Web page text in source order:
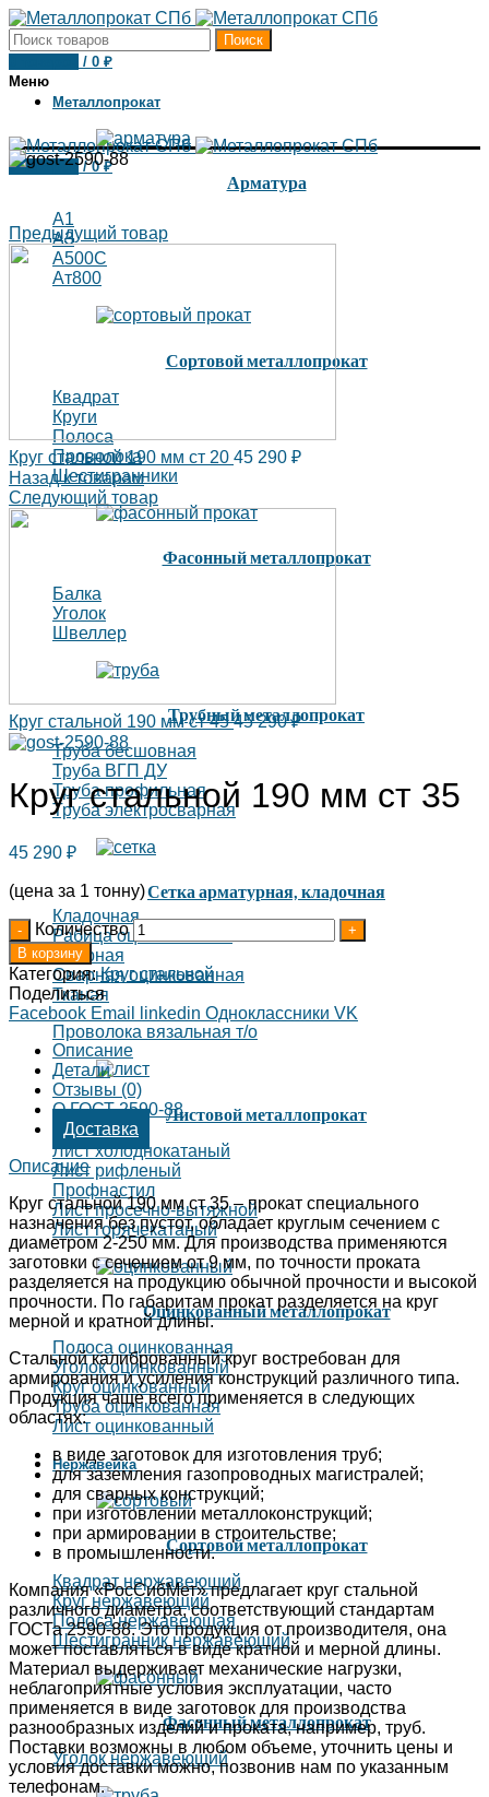
Поиск
/ 0 ₽
Меню
0товаров / 0₽
Металлопрокат
Арматура
А1
А3
А500С
Ат800
Сортовой металлопрокат
Квадрат
Круги
Полоса
Проволока
Шестигранники
Фасонный металлопрокат
Балка
Уголок
Швеллер
Трубный металлопрокат
Труба бесшовная
Труба ВГП ДУ
Труба профильная
Труба электросварная
Сетка арматурная, кладочная
Кладочная
Рабица оцинкованная
Сварная
Сварная оцинкованная
Тканая
Проволока вязальная т/о
Листовой металлопрокат
Лист холоднокатаный
Лист рифленый
Профнастил
Лист просечно-вытяжной
Лист горячекатаный
Оцинкованный металлопрокат
Полоса оцинкованная
Уголок оцинкованный
Круг оцинкованный
Труба оцинкованная
Лист оцинкованный
Нержавейка
Сортовой металлопрокат
Квадрат нержавеющий
Круг нержавеющий
Полоса нержавеющая
Шестигранник нержавеющий
Фасонный металлопрокат
Уголок нержавеющий
Предыдущий товар
Круг стальной 190 мм ст 20 45 290 ₽
Назад к товарам
Следующий товар
Круг стальной 190 мм ст 4545 290₽
Круг стальной 190 мм ст 35
45 290 ₽
(цена за 1 тонну)
Количество
В корзину
Категория:Круг стальной
Поделиться
Facebook Email linkedin Одноклассники VK
Описание
Детали
Отзывы (0)
О ГОСТ 2590-88
Доставка
Описание
Круг стальной 190 мм ст 35 – прокат специального
назначения без пустот, обладает круглым сечением с
диаметром 2-250 мм. Для производства применяются
заготовки с сечением от 9 мм, по точности проката
разделяется на продукцию обычной прочности и высокой
прочности. По габаритам прокат разделяется на круг
мерной и кратной длины.
Стальной калиброванный круг востребован для
армирования и усиления конструкций различного типа.
Продукция чаще всего применяется в следующих
областях:
в виде заготовок для изготовления труб;
для заземления газопроводных магистралей;
для сварных конструкций;
при изготовлении металлоконструкций;
при армировании в строительстве;
в промышленности.
Компания «РосСибМет» предлагает круг стальной
различного диаметра, соответствующий стандартам
ГОСТа 2590-88. Это продукция от производителя, она
может поставляться в виде кратной и мерной длины.
Материал выдерживает механические нагрузки,
неблагоприятные условия эксплуатации, часто
применяется в виде заготовок для производства
разнообразных изделий и проката, например, труб.
Поставки возможны в любом объеме, уточнить цены и
условия доставки можно, позвонив нам по указанным
телефонам.